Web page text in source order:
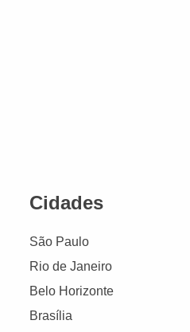
Cidades
São Paulo
Rio de Janeiro
Belo Horizonte
Brasília